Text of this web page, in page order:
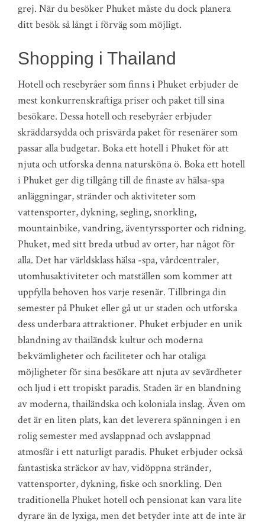
grej. När du besöker Phuket måste du dock planera
ditt besök så långt i förväg som möjligt.
Shopping i Thailand
Hotell och resebyråer som finns i Phuket erbjuder de
mest konkurrenskraftiga priser och paket till sina
besökare. Dessa hotell och resebyråer erbjuder
skräddarsydda och prisvärda paket för resenärer som
passar alla budgetar. Boka ett hotell i Phuket för att
njuta och utforska denna natursköna ö. Boka ett hotell
i Phuket ger dig tillgång till de finaste av hälsa-spa
anläggningar, stränder och aktiviteter som
vattensporter, dykning, segling, snorkling,
mountainbike, vandring, äventyrssporter och ridning.
Phuket, med sitt breda utbud av orter, har något för
alla. Det har världsklass hälsa -spa, vårdcentraler,
utomhusaktiviteter och matställen som kommer att
uppfylla behoven hos varje resenär. Tillbringa din
semester på Phuket eller gå ut ur staden och utforska
dess underbara attraktioner. Phuket erbjuder en unik
blandning av thailändsk kultur och moderna
bekvämligheter och faciliteter och har otaliga
möjligheter för sina besökare att njuta av sevärdheter
och ljud i ett tropiskt paradis. Staden är en blandning
av moderna, thailändska och koloniala inslag. Även om
det är en liten plats, kan det leverera spänningen i en
rolig semester med avslappnad och avslappnad
atmosfär i ett naturligt paradis. Phuket erbjuder också
fantastiska sträckor av hav, vidöppna stränder,
vattensporter, dykning, fiske och snorkling. Den
traditionella Phuket hotell och pensionat kan vara lite
dyrare än de lyxiga, men det betyder inte att de inte är